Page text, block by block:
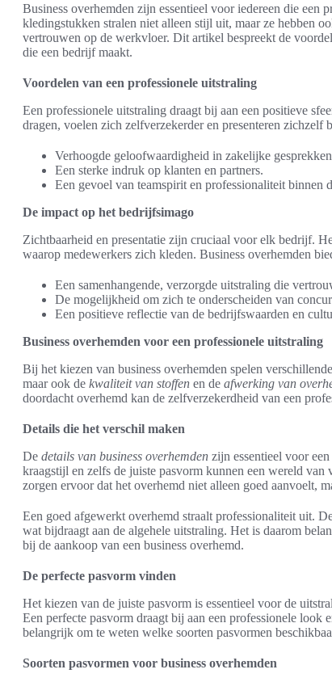
Business overhemden zijn essentieel voor iedereen die
kledingstukken stralen niet alleen stijl uit, maar ze hebben
vertrouwen op de werkvloer. Dit artikel bespreekt de
die een bedrijf maakt.
Voordelen van een professionele uitstraling
Een professionele uitstraling draagt bij aan een positieve
dragen, voelen zich zelfverzekerder en presenteren zichzelf
Verhoogde geloofwaardigheid in zakelijke
Een sterke indruk op klanten en partners.
Een gevoel van teamspirit en professionaliteit binnen
De impact op het bedrijfsimago
Zichtbaarheid en presentatie zijn cruciaal voor elk bedrijf.
waarop medewerkers zich kleden. Business overhemden
Een samenhangende, verzorgde uitstraling die
De mogelijkheid om zich te onderscheiden van
Een positieve reflectie van de bedrijfswaarden en
Business overhemden voor een professionele uitstraling
Bij het kiezen van business overhemden spelen
maar ook de kwaliteit van stoffen en de afwerking van
doordacht overhemd kan de zelfverzekerdheid van een
Details die het verschil maken
De details van business overhemden zijn essentieel voor
kraagstijl en zelfs de juiste pasvorm kunnen een wereld
zorgen ervoor dat het overhemd niet alleen goed aanvoelt,
Een goed afgewerkt overhemd straalt professionaliteit uit.
wat bijdraagt aan de algehele uitstraling. Het is daarom
bij de aankoop van een business overhemd.
De perfecte pasvorm vinden
Het kiezen van de juiste pasvorm is essentieel voor de
Een perfecte pasvorm draagt bij aan een professionele
belangrijk om te weten welke soorten pasvormen
Soorten pasvormen voor business overhemden